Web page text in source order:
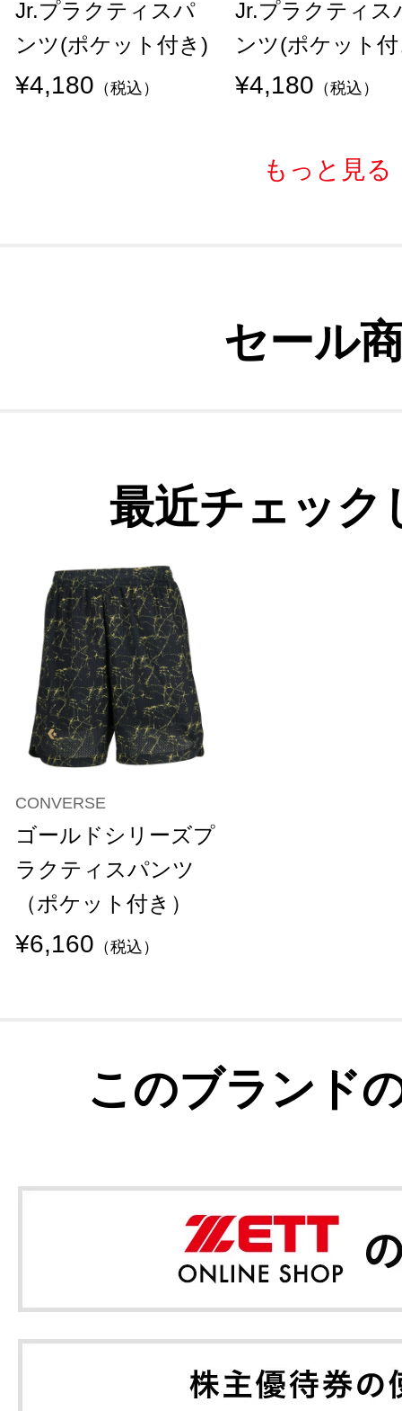
Jr.プラクティスパ
ンツ(ポケット付き)
¥4,180 （税込）
Jr.プラクティス
ンツ(ポケット
¥4,180 （税込）
もっと見る
セール
最近チェック
CONVERSE
ゴールドシリーズプ
ラクティスパンツ
（ポケット付き）
¥6,160 （税込）
このブランド